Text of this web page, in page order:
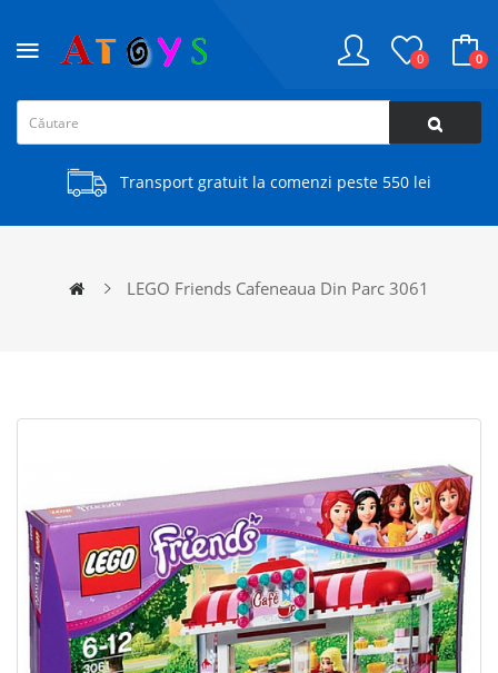
0 0
Transport gratuit la comenzi peste 550 lei
LEGO Friends Cafeneaua Din Parc 3061